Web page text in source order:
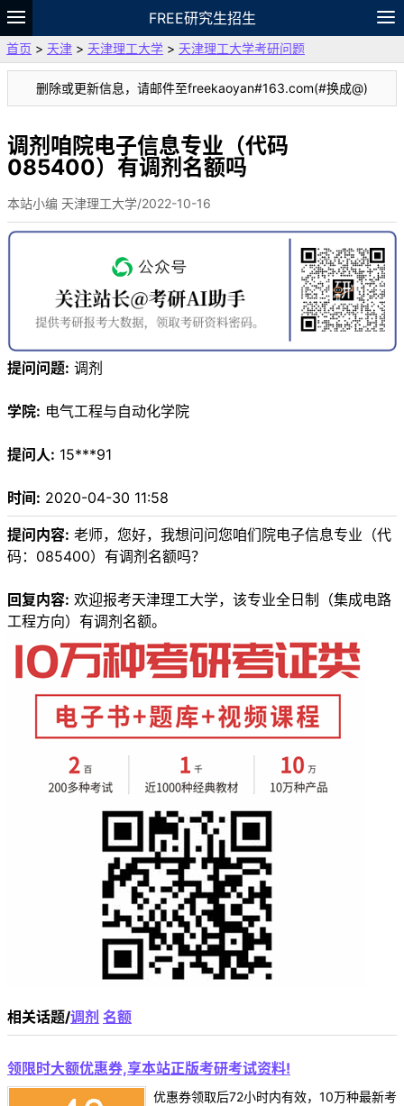
FREE研究生招生
题库
故事 专题 APP 笔记
论坛
VIP
资料
首页 > 天津 > 天津理工大学 > 天津理工大学考研问题
删除或更新信息，请邮件至freekaoyan#163.com(#换成@)
调剂咱院电子信息专业（代码
085400）有调剂名额吗
本站小编 天津理工大学/2022-10-16
提问问题: 调剂
学院: 电气工程与自动化学院
提问人: 15***91
时间: 2020-04-30 11:58
提问内容: 老师，您好，我想问问您咱们院电子信息专业（代
码：085400）有调剂名额吗？
回复内容: 欢迎报考天津理工大学，该专业全日制（集成电路
工程方向）有调剂名额。
相关话题/调剂 名额
领限时大额优惠券,享本站正版考研考试资料!
优惠券领取后72小时内有效，10万种最新考